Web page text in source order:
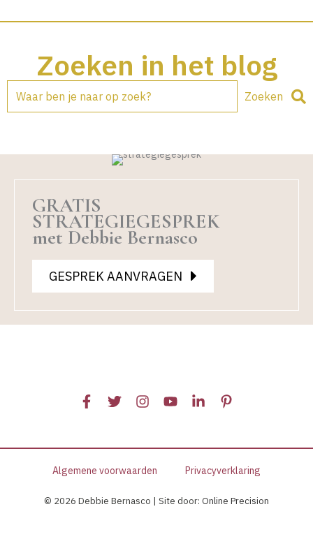
Zoeken in het blog
Zoeken
GRATIS
STRATEGIEGESPREK
met Debbie Bernasco
GESPREK AANVRAGEN
Algemene voorwaarden Privacyverklaring
© 2026 Debbie Bernasco | Site door: Online Precision